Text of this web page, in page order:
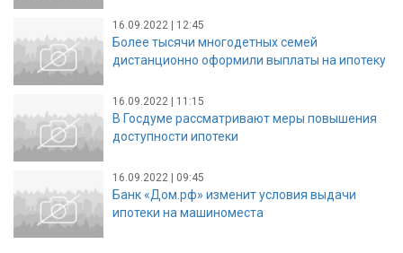
16.09.2022 | 12:45
Более тысячи многодетных семей
дистанционно оформили выплаты на ипотеку
16.09.2022 | 11:15
В Госдуме рассматривают меры повышения
доступности ипотеки
16.09.2022 | 09:45
Банк «Дом.рф» изменит условия выдачи
ипотеки на машиноместа